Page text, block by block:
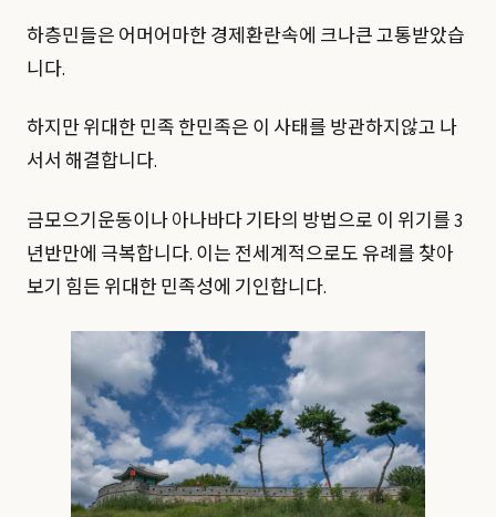
하층민들은 어머어마한 경제환란속에 크나큰 고통받았습
니다.
하지만 위대한 민족 한민족은 이 사태를 방관하지않고 나
서서 해결합니다.
금모으기운동이나 아나바다 기타의 방법으로 이 위기를 3
년반만에 극복합니다. 이는 전세계적으로도 유례를 찾아
보기 힘든 위대한 민족성에 기인합니다.